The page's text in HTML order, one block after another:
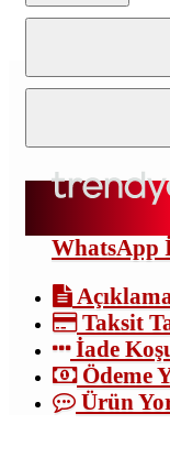
WhatsApp
Taksit
İade
Ödeme
Ürün